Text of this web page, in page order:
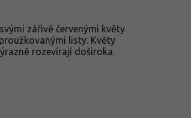
zářivě červenými květy
listy. Květy
rozevírají doširoka.